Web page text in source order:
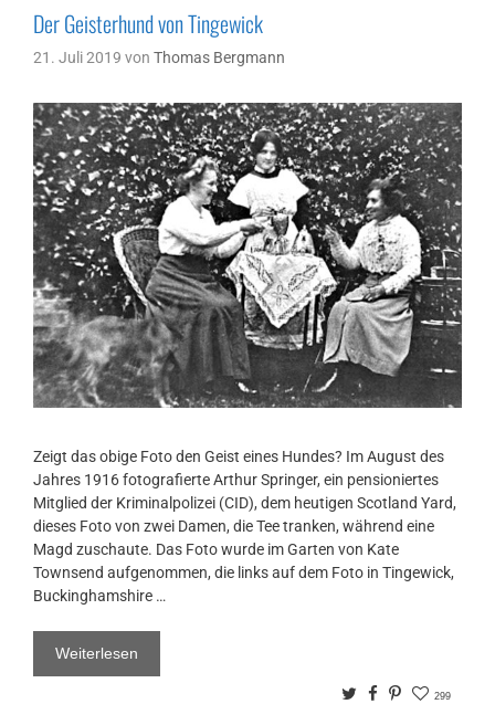
Der Geisterhund von Tingewick
21. Juli 2019 von Thomas Bergmann
Zeigt das obige Foto den Geist eines Hundes? Im August des
Jahres 1916 fotografierte Arthur Springer, ein pensioniertes
Mitglied der Kriminalpolizei (CID), dem heutigen Scotland Yard,
dieses Foto von zwei Damen, die Tee tranken, während eine
Magd zuschaute. Das Foto wurde im Garten von Kate
Townsend aufgenommen, die links auf dem Foto in Tingewick,
Buckinghamshire …
Weiterlesen
TwitterFacebook
Pinterest
299